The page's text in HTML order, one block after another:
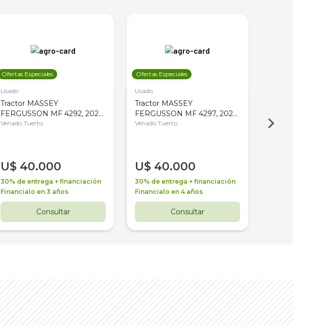
Ofertas Especiales
Usado
Tractor MASSEY
FERGUSSON MF 4292, 2020,
4WD, PATON
Venado Tuerto
U$ 40.000
30% de entrega + financiación
Financialo en 3 años
Consultar
Ofertas Especiales
Usado
Tractor MASSEY
FERGUSSON MF 4297, 2020,
4WD, PATON
Venado Tuerto
U$ 40.000
30% de entrega + financiación
Financialo en 4 años
Consultar
Venado Tuerto